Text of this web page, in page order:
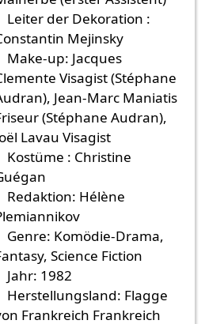
Leiter der Dekoration :
Mejinsky
Make-up: Jacques
Visagist (Stéphane
Jean-Marc Maniatis
(Stéphane Audran),
Lavau Visagist
Kostüme : Christine
Redaktion: Hélène
Genre: Komödie-Drama,
Science Fiction
Jahr: 1982
Herstellungsland: Flagge
Frankreich Frankreich